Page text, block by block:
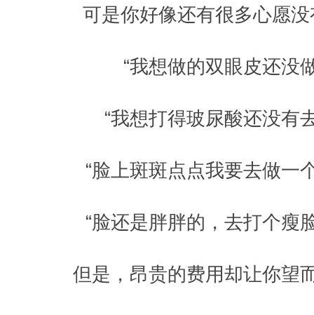
可是你好像还有很多心愿
“我想做的双眼皮还没
“我想打得玻尿酸还没有
“脸上斑斑点点我要去做一
“脸还是胖胖的，去打个瘦
但是，昂贵的费用却让你望